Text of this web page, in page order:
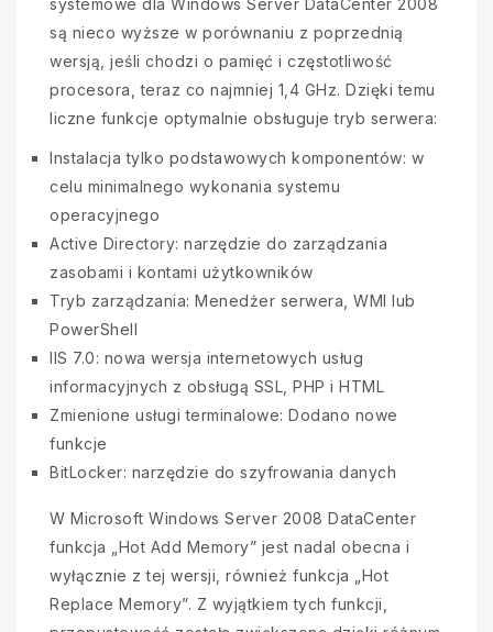
systemowe dla Windows Server DataCenter 2008
są nieco wyższe w porównaniu z poprzednią
wersją, jeśli chodzi o pamięć i częstotliwość
procesora, teraz co najmniej 1,4 GHz. Dzięki temu
liczne funkcje optymalnie obsługuje tryb serwera:
Instalacja tylko podstawowych komponentów: w
celu minimalnego wykonania systemu
operacyjnego
Active Directory: narzędzie do zarządzania
zasobami i kontami użytkowników
Tryb zarządzania: Menedżer serwera, WMI lub
PowerShell
IIS 7.0: nowa wersja internetowych usług
informacyjnych z obsługą SSL, PHP i HTML
Zmienione usługi terminalowe: Dodano nowe
funkcje
BitLocker: narzędzie do szyfrowania danych
W Microsoft Windows Server 2008 DataCenter
funkcja „Hot Add Memory” jest nadal obecna i
wyłącznie z tej wersji, również funkcja „Hot
Replace Memory”. Z wyjątkiem tych funkcji,